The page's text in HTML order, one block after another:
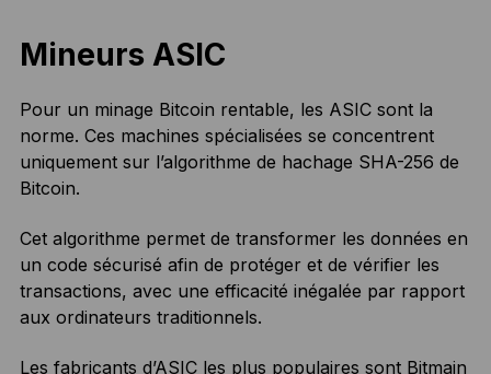
Mineurs ASIC
Pour un minage Bitcoin rentable, les ASIC sont la
norme. Ces machines spécialisées se concentrent
uniquement sur l’algorithme de hachage SHA-256 de
Bitcoin.
Cet algorithme permet de transformer les données en
un code sécurisé afin de protéger et de vérifier les
transactions, avec une efficacité inégalée par rapport
aux ordinateurs traditionnels.
Les fabricants d’ASIC les plus populaires sont Bitmain